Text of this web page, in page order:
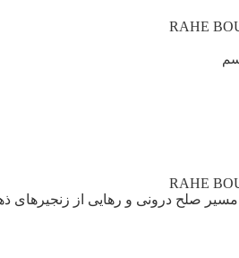
مسیر صلح درونی و رهایی از